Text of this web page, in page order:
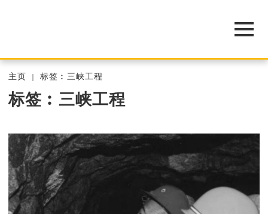
主页 标签︰三峡工程
标签︰三峡工程